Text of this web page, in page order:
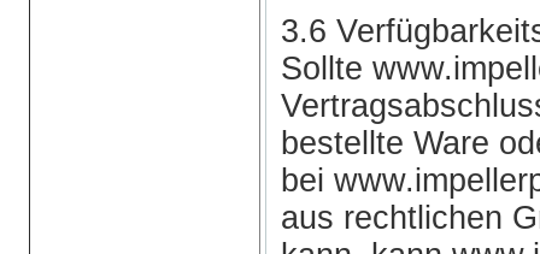
3.6
Sollte
bestellte Ware
bei
aus rechtlichen